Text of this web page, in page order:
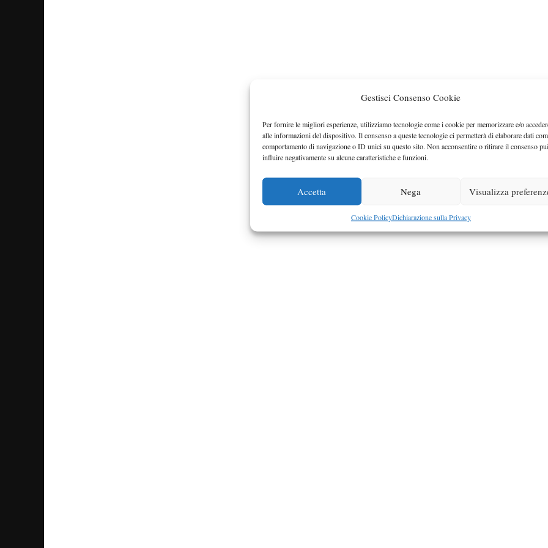
Gestisci Consenso Cookie
Per fornire le migliori esperienze, utilizziamo tecnologie come i cookie per memorizzare e/o
alle informazioni del dispositivo. Il consenso a queste tecnologie ci permetterà di elaborare dati
comportamento di navigazione o ID unici su questo sito. Non acconsentire o ritirare il consenso
influire negativamente su alcune caratteristiche e funzioni.
Accetta Nega Visualizza
Cookie PolicyDichiarazione sulla Privacy